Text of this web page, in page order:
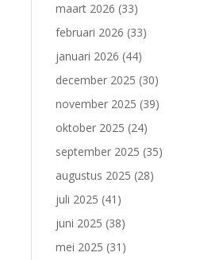
maart 2026 (33)
februari 2026 (33)
januari 2026 (44)
december 2025 (30)
november 2025 (39)
oktober 2025 (24)
september 2025 (35)
augustus 2025 (28)
juli 2025 (41)
juni 2025 (38)
mei 2025 (31)